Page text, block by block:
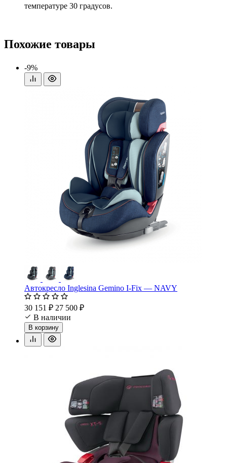
температуре 30 градусов.
Похожие товары
-9%
Автокресло Inglesina Gemino I-Fix — NAVY
30 151 ₽ 27 500 ₽
В наличии
В корзину